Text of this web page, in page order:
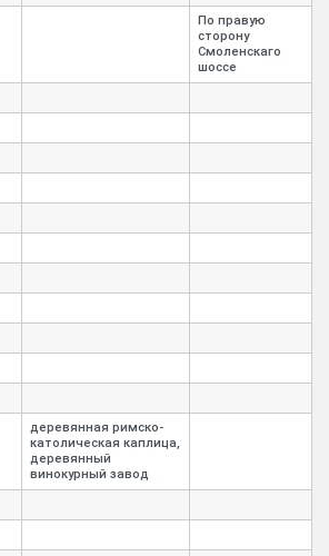
По правую
сторону
Смоленскаго
шоссе
деревянная римско-
католическая каплица,
деревянный
винокурный завод